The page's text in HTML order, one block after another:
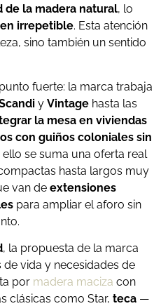
la madera natural, lo
irrepetible. Esta atención
sino también un sentido
fuerte: la marca trabaja
y Vintage hasta las
la mesa en viviendas
con guiños coloniales sin
ello se suma una oferta real
hasta largos muy
van de extensiones
para ampliar el aforo sin
, la propuesta de la marca
vida y necesidades de
por madera maciza con
clásicas como Star, teca —